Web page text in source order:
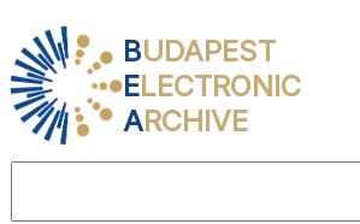
BUDAPEST
ELECTRONIC
ARCHIVE